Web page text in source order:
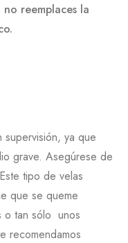
reemplaces la
ya que
grave. Asegúrese de
tipo de velas
que se queme
o tan sólo unos
recomendamos